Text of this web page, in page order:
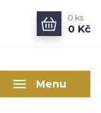
Menu
0 ks
0 Kč